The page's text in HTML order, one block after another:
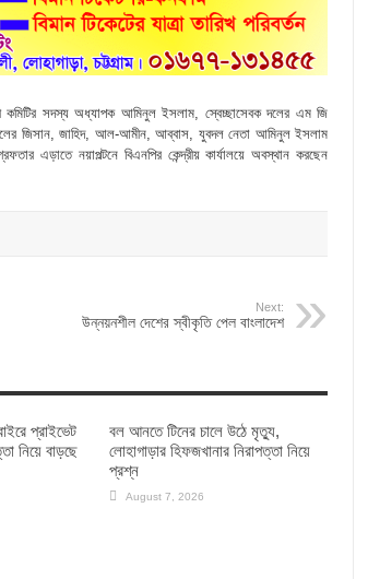
কমিটির সদস্য অধ্যাপক আমিনুল ইসলাম, স্বেচ্ছাসেবক দলের এম জি
জিসান, জাহিদ, আল-আমীন, আব্বাস, যুবদল নেতা আমিনুল ইসলাম
নয়াপল্টনে বিএনপির কেন্দ্রীয় কার্যালয়ে অবস্থান করছেন
Next:
উন্নয়নশীল দেশের স্বীকৃতি পেল বাংলাদেশ
প্রাইভেট
নিয়ে বাড়ছে
বল আনতে টিনের চালে উঠে মৃত্যু,
লোহাগাড়ার হিফজখানার নিরাপত্তা নিয়ে
প্রশ্ন
August 7, 2026